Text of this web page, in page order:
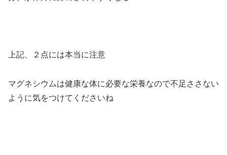
上記、２点には本当に注意
マグネシウムは健康な体に必要な栄養なので不足ささない
ように気をつけてくださいね